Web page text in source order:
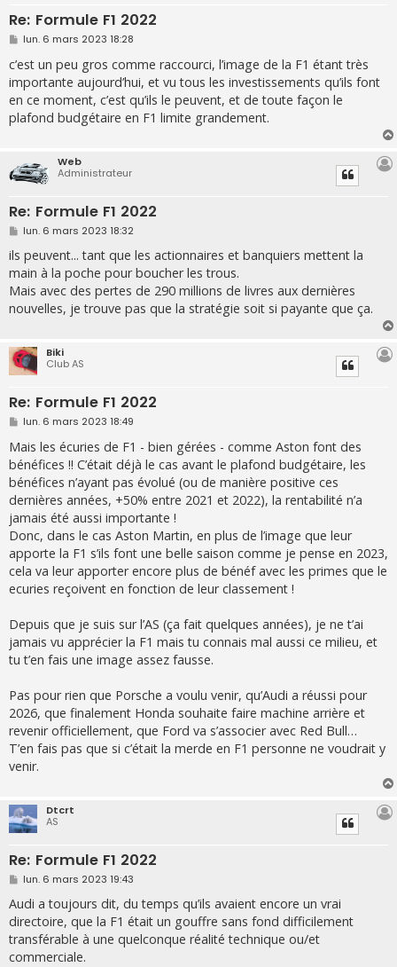
Re: Formule F1 2022
M
s
s
a
g
e
lun. 6 mars 2023 18:28
c’est un peu gros comme raccourci, l’image de la F1 étant très
importante aujourd’hui, et vu tous les investissements qu’ils font
en ce moment, c’est qu’ils le peuvent, et de toute façon le
plafond budgétaire en F1 limite grandement.
Web
Administrateur
Re: Formule F1 2022
M
s
s
a
g
e
lun. 6 mars 2023 18:32
ils peuvent... tant que les actionnaires et banquiers mettent la
main à la poche pour boucher les trous.
Mais avec des pertes de 290 millions de livres aux dernières
nouvelles, je trouve pas que la stratégie soit si payante que ça.
Biki
Club AS
Re: Formule F1 2022
M
s
s
a
g
e
lun. 6 mars 2023 18:49
Mais les écuries de F1 - bien gérées - comme Aston font des
bénéfices !! C’était déjà le cas avant le plafond budgétaire, les
bénéfices n’ayant pas évolué (ou de manière positive ces
dernières années, +50% entre 2021 et 2022), la rentabilité n’a
jamais été aussi importante !
Donc, dans le cas Aston Martin, en plus de l’image que leur
apporte la F1 s’ils font une belle saison comme je pense en 2023,
cela va leur apporter encore plus de bénéf avec les primes que le
ecuries reçoivent en fonction de leur classement !
Depuis que je suis sur l’AS (ça fait quelques années), je ne t’ai
jamais vu apprécier la F1 mais tu connais mal aussi ce milieu, et
tu t’en fais une image assez fausse.
Pas pour rien que Porsche a voulu venir, qu’Audi a réussi pour
2026, que finalement Honda souhaite faire machine arrière et
revenir officiellement, que Ford va s’associer avec Red Bull…
T’en fais pas que si c’était la merde en F1 personne ne voudrait y
venir.
Dtcrt
AS
Re: Formule F1 2022
M
s
s
a
g
e
lun. 6 mars 2023 19:43
Audi a toujours dit, du temps qu’ils avaient encore un vrai
directoire, que la F1 était un gouffre sans fond difficilement
transférable à une quelconque réalité technique ou/et
commerciale.